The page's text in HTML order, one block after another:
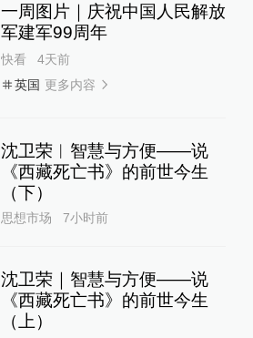
一周图片｜庆祝中国人民解放
军建军99周年
快看
4天前
英国 更多内容
沈卫荣︱智慧与方便——说
《西藏死亡书》的前世今生
（下）
思想市场 7小时前
沈卫荣｜智慧与方便——说
《西藏死亡书》的前世今生
（上）